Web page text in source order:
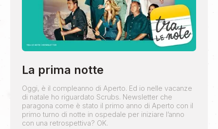
La prima notte
Oggi, è il compleanno di Aperto. Ed io nelle vacanze
di natale ho riguardato Scrubs. Newsletter che
paragona come è stato il primo anno di Aperto con il
primo turno di notte in ospedale per iniziare l’anno
con una retrospettiva? OK.